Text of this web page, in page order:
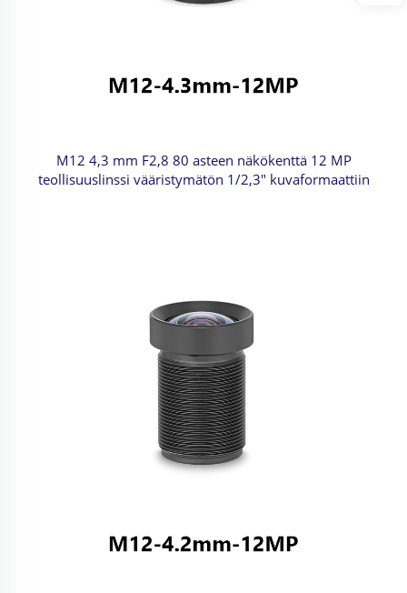
M12 4,3 mm F2,8 80 asteen näkökenttä 12 MP
teollisuuslinssi vääristymätön 1/2,3" kuvaformaattiin